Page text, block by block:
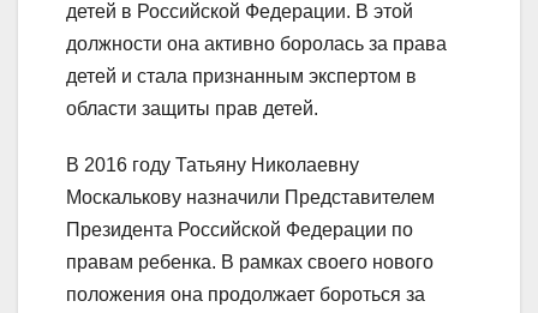
детей в Российской Федерации. В этой
должности она активно боролась за права
детей и стала признанным экспертом в
области защиты прав детей.
В 2016 году Татьяну Николаевну
Москалькову назначили Представителем
Президента Российской Федерации по
правам ребенка. В рамках своего нового
положения она продолжает бороться за